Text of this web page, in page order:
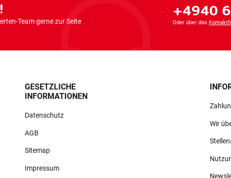
Team gerne zur Seite
+4940
Oder über das
GESETZLICHE
INFORMATIONEN
Datenschutz
AGB
Sitemap
Impressum
Wir